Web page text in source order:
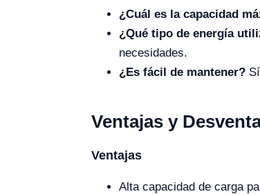
¿Cuál es la capacidad
¿Qué tipo de energía
necesidades.
¿Es fácil de mantener?
Ventajas y
Ventajas
Alta capacidad de carga